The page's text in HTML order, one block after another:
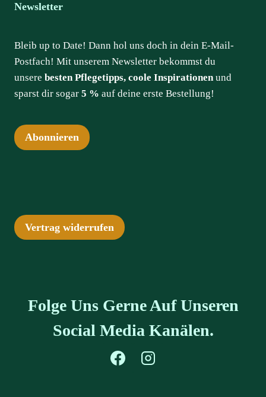
Newsletter
Bleib up to Date! Dann hol uns doch in dein E-Mail-
Postfach! Mit unserem Newsletter bekommst du
unsere besten Pflegetipps, coole Inspirationenund
sparst dir sogar 5 % auf deine erste Bestellung!
Abonnieren
Vertrag widerrufen
Folge Uns Gerne Auf Unseren
Social Media Kanälen.